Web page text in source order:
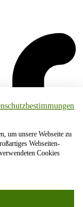
um unsere Webseite zu
Webseiten-
Cookies